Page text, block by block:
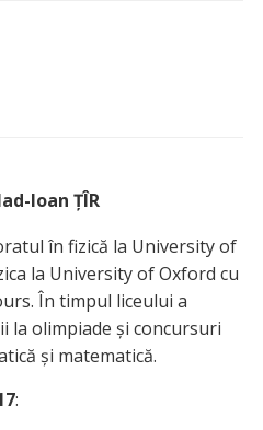
Ioan ȚÎR
în fizică la University of
la University of Oxford cu
În timpul liceului a
la olimpiade și concursuri
și matematică.
: